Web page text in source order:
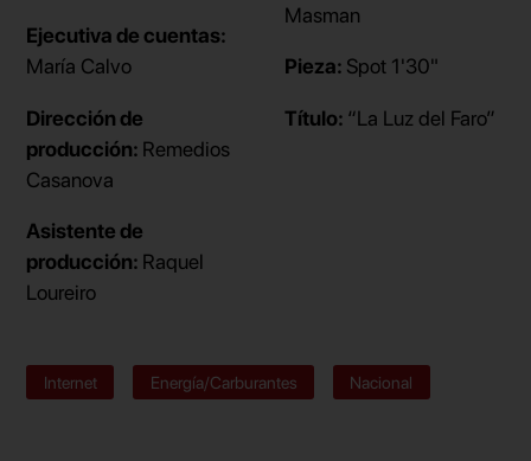
Ejecutiva de cuentas:
María Calvo
Dirección de
producción: Remedios
Casanova
Asistente de
producción: Raquel
Loureiro
Masman
Pieza: Spot 1'30"
Título: “La Luz del Faro”
Internet Energía/Carburantes Nacional